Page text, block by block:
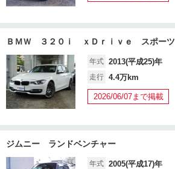
ＢＭＷ ３２０ｉ ｘＤｒｉｖｅ スポーツ
年式 2013(平成25)年
走行 4.4万km
2026/06/07まで掲載
ジムニー ランドベンチャー
年式 2005(平成17)年